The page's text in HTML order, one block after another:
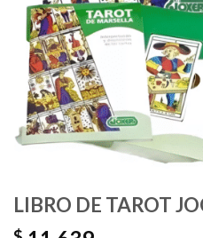
LIBRO DE TAROT